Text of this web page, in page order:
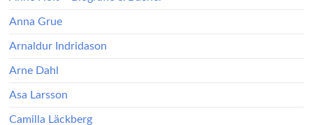
Anna Grue
Arnaldur Indridason
Arne Dahl
Asa Larsson
Camilla Läckberg